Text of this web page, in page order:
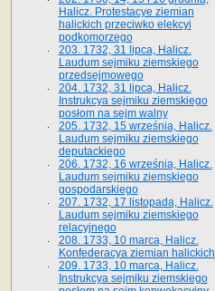
Halicz. Protestacye ziemian
halickich przeciwko elekcyi
podkomorzego
203. 1732, 31 lipca, Halicz.
Laudum sejmiku ziemskiego
przedsejmowego
204. 1732, 31 lipca, Halicz.
Instrukcya sejmiku ziemskiego
posłom na sejm walny
205. 1732, 15 września, Halicz.
Laudum sejmiku ziemskiego
deputackiego
206. 1732, 16 września, Halicz.
Laudum sejmiku ziemskiego
gospodarskiego
207. 1732, 17 listopada, Halicz.
Laudum sejmiku ziemskiego
relacyjnego
208. 1733, 10 marca, Halicz.
Konfederacya ziemian halickich­
209. 1733, 10 marca, Halicz.
Instrukcya sejmiku ziemskiego